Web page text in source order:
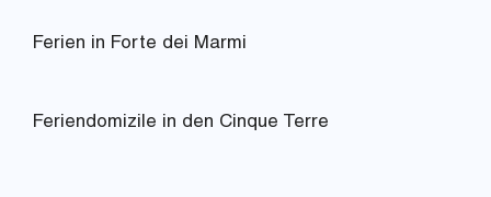
Ferien in Forte dei Marmi
Feriendomizile in den Cinque Terre